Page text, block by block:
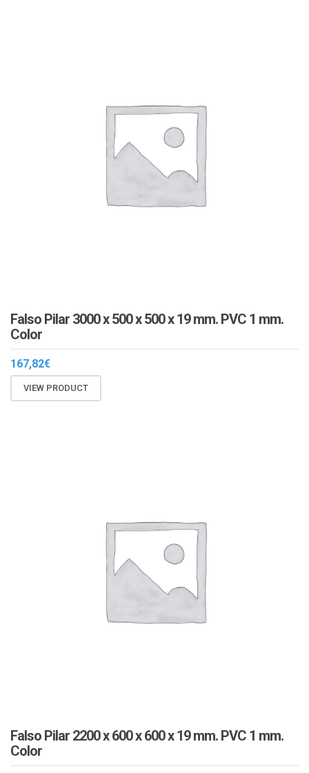
Falso Pilar 3000 x 500 x 500 x 19 mm. PVC 1 mm.
Color
167,82€
VIEW PRODUCT
Falso Pilar 2200 x 600 x 600 x 19 mm. PVC 1 mm.
Color